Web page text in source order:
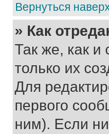
Вернуться
» Как
Так же, как и
только их
Для
первого
ним). Если